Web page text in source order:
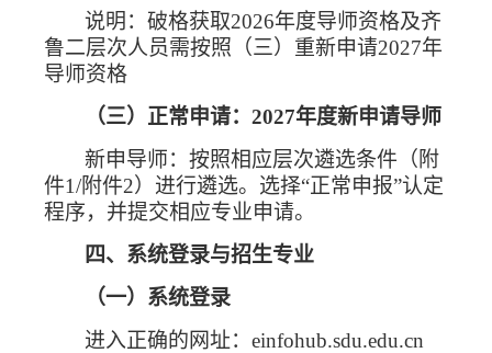
说明：破格获取2026年度导师资格及齐
鲁二层次人员需按照 （三）重新申请2027年
导师资格
（三）正常申请： 2027年度新申请导师
新申导师：按照相应层次遴选条件（附
件1/附件2）进行遴选。选择“正常申报”认定
程序，并提交相应专业申请。
四、系统登录与招生专业
（一）系统登录
进入正确的网址： einfohub.sdu.edu.cn